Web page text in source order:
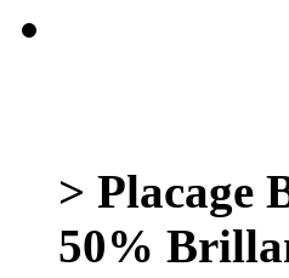
> Placage
50%